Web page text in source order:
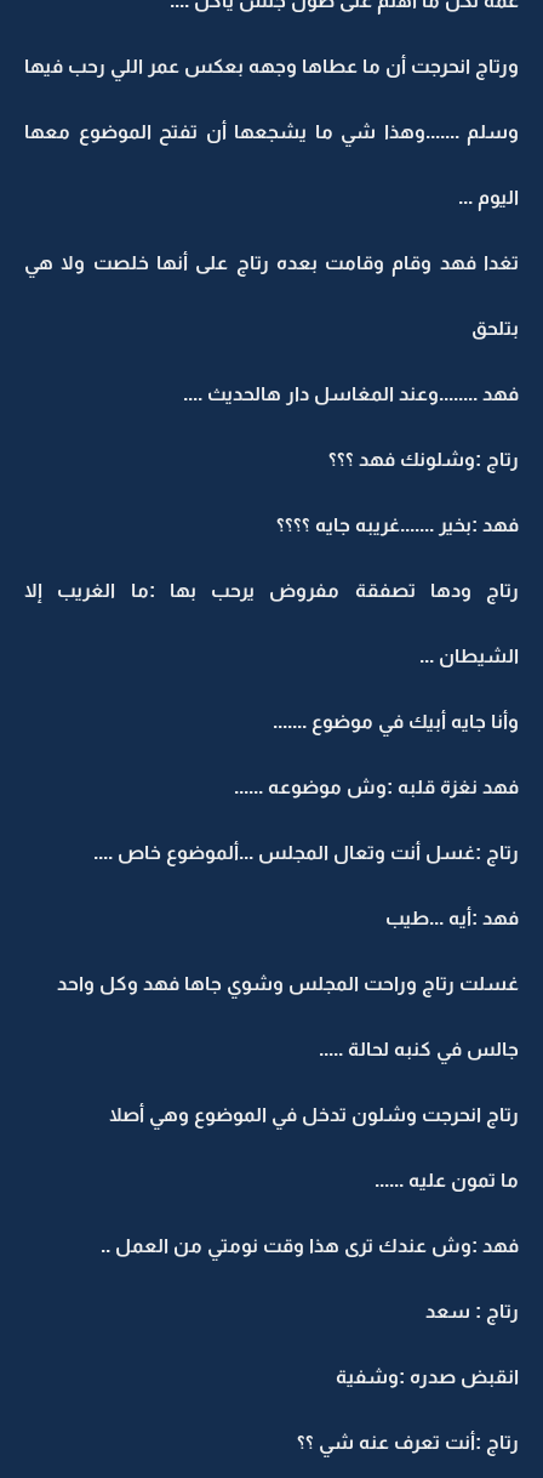
ورتاج انحرجت أن ما عطاها وجهه بعكس عمر اللي رحب فيها
وسلم .......وهذا شي ما يشجعها أن تفتح الموضوع معها
اليوم ...
تغدا فهد وقام وقامت بعده رتاج على أنها خلصت ولا هي
بتلحق
فهد ........وعند المغاسل دار هالحديث ....
رتاج :وشلونك فهد ؟؟؟
فهد :بخير .......غريبه جايه ؟؟؟؟
رتاج ودها تصفقة مفروض يرحب بها :ما الغريب إلا
الشيطان ...
وأنا جايه أبيك في موضوع .......
فهد نغزة قلبه :وش موضوعه ......
رتاج :غسل أنت وتعال المجلس ...ألموضوع خاص ....
فهد :أيه ...طيب
غسلت رتاج وراحت المجلس وشوي جاها فهد وكل واحد
جالس في كنبه لحالة .....
رتاج انحرجت وشلون تدخل في الموضوع وهي أصلا
ما تمون عليه ......
فهد :وش عندك ترى هذا وقت نومتي من العمل ..
رتاج : سعد
انقبض صدره :وشفية
رتاج :أنت تعرف عنه شي ؟؟